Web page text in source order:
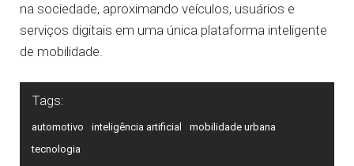
na sociedade, aproximando veículos, usuários e
serviços digitais em uma única plataforma inteligente
de mobilidade.
Tags:
automotivo inteligência artificial
mobilidade urbana
tecnologia